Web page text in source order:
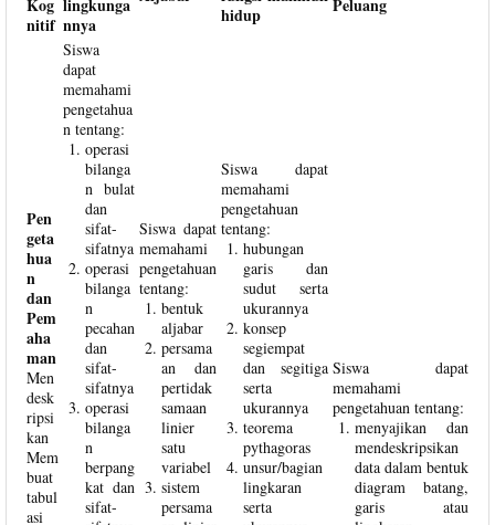
Kog
nitif
lingkunga
nnya
hidup
Peluang
Pen
geta
hua
n
dan
Pem
aha
man
Men
desk
ripsi
kan
Mem
buat
tabul
asi
Siswa
dapat
memahami
pengetahua
n tentang:
operasi
bilanga
n bulat
dan
sifat-
sifatnya
operasi
bilanga
n
pecahan
dan
sifat-
sifatnya
operasi
bilanga
n
berpang
kat dan
sifat-
Siswa dapat
memahami
pengetahuan
tentang:
bentuk
aljabar
persama
an dan
pertidak
samaan
linier
satu
variabel
sistem
persama
Siswa dapat
memahami
pengetahuan
tentang:
hubungan
garis dan
sudut serta
ukurannya
konsep
segiempat
dan segitiga
serta
ukurannya
teorema
pythagoras
unsur/bagian
lingkaran
serta
Siswa dapat
memahami
pengetahuan tentang:
menyajikan dan
mendeskripsikan
data dalam bentuk
diagram batang,
garis atau